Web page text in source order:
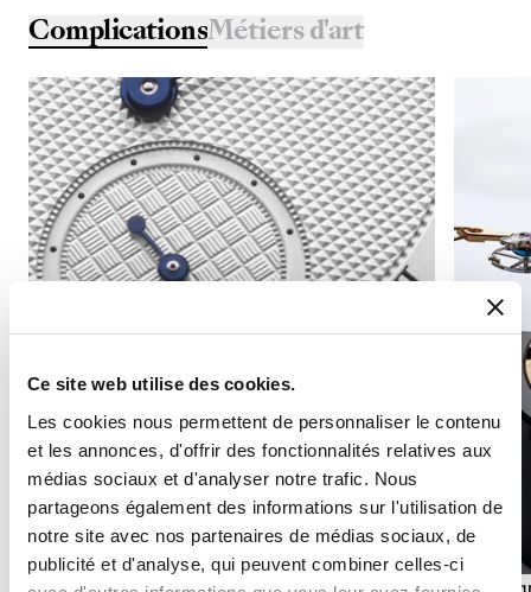
Ce site web utilise des cookies.
Les cookies nous permettent de personnaliser le contenu
et les annonces, d'offrir des fonctionnalités relatives aux
médias sociaux et d'analyser notre trafic. Nous
partageons également des informations sur l'utilisation de
notre site avec nos partenaires de médias sociaux, de
publicité et d'analyse, qui peuvent combiner celles-ci
ComplicationsMétiers d'art